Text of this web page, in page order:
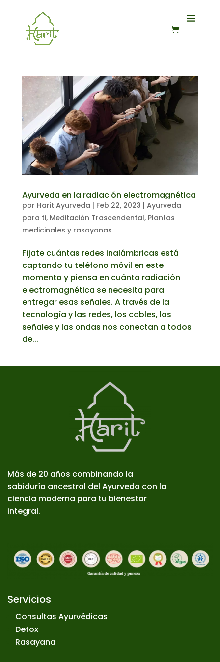
Ayurveda en la radiación electromagnética
por Harit Ayurveda | Feb 22, 2023 | Ayurveda
para ti, Meditación Trascendental, Plantas
medicinales y rasayanas
Fíjate cuántas redes inalámbricas está
captando tu teléfono móvil en este
momento y piensa en cuánta radiación
electromagnética se necesita para
entregar esas señales. A través de la
tecnología y las redes, los cables, las
señales y las ondas nos conectan a todos
de...
Más de 20 años combinando la
sabiduría ancestral del Ayurveda con la
ciencia moderna para tu bienestar
integral.
Servicios
Consultas Ayurvédicas
Detox
Rasayana